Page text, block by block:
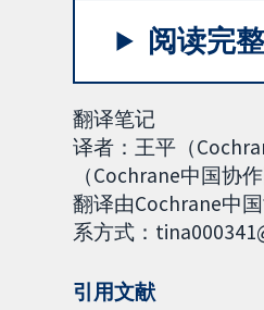
阅读完
翻译笔记
译者：王平（
（Cochrane中国协
翻译由Cochrane中
系方式：
引用文献